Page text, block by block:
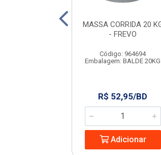
MASSA CORRIDA 20
- FREVO
Código: 964694
Embalagem: BALDE 20KG
R$ 52,95/BD
Adicionar